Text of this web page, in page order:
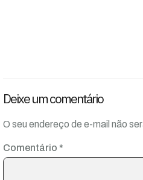
Deixe um comentário
O seu endereço de e-mail não
Comentário *